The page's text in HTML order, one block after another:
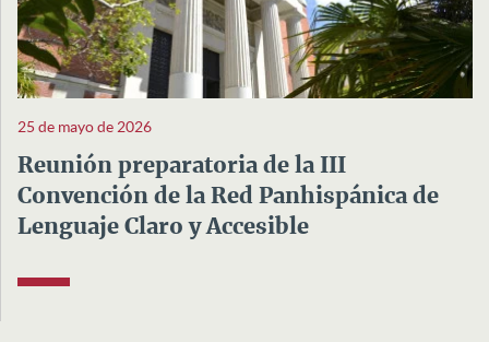
25 de mayo de 2026
Reunión preparatoria de la III
Convención de la Red Panhispánica de
Lenguaje Claro y Accesible